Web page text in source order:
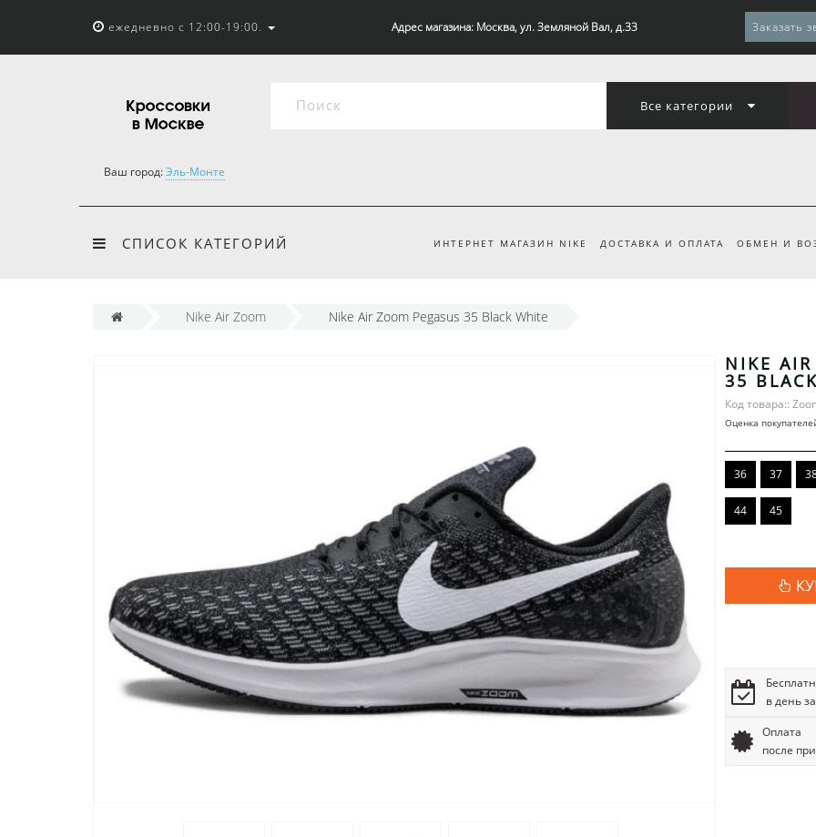
ежедневно с 12:00-19:00. Адрес магазина: Москва, ул. Земляной Вал, д.33 Заказать
Все категории
Ваш город:Эль-Монте
СПИСОК КАТЕГОРИЙ ИНТЕРНЕТ МАГАЗИН NIKE ДОСТАВКА И ОПЛАТА ОБМЕН И
Nike Air Zoom Nike Air Zoom Pegasus 35 Black White
NIKE
35
Код товара::
Оценка
36 37
44 45
в день
Оплата
после